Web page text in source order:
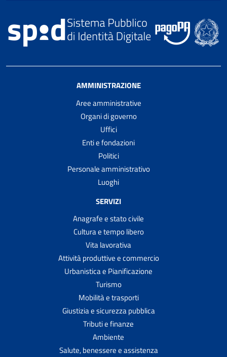
AMMINISTRAZIONE
Aree amministrative
Organi di governo
Uffici
Enti e fondazioni
Politici
Personale amministrativo
Luoghi
SERVIZI
Anagrafe e stato civile
Cultura e tempo libero
Vita lavorativa
Attività produttive e commercio
Urbanistica e Pianificazione
Turismo
Mobilità e trasporti
Giustizia e sicurezza pubblica
Tributi e finanze
Ambiente
Salute, benessere e assistenza